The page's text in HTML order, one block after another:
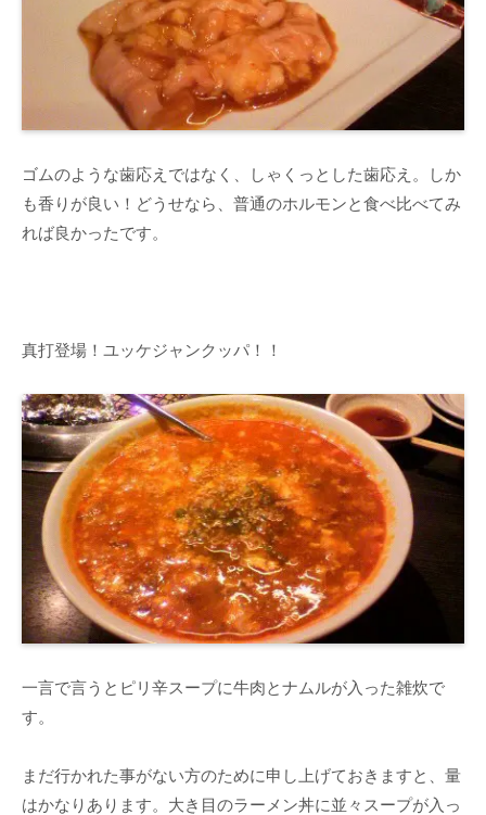
ゴムのような歯応えではなく、しゃくっとした歯応え。しか
も香りが良い！どうせなら、普通のホルモンと食べ比べてみ
れば良かったです。
真打登場！ユッケジャンクッパ！！
一言で言うとピリ辛スープに牛肉とナムルが入った雑炊で
す。
まだ行かれた事がない方のために申し上げておきますと、量
はかなりあります。大き目のラーメン丼に並々スープが入っ